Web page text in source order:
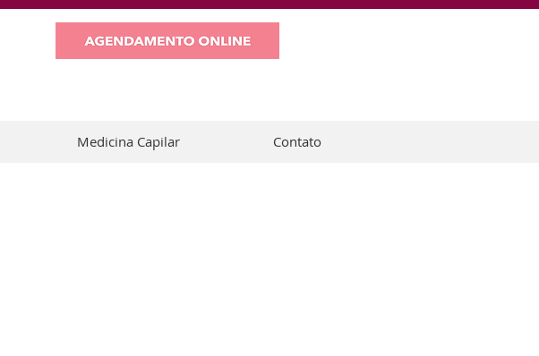
Medicina Capilar Contato